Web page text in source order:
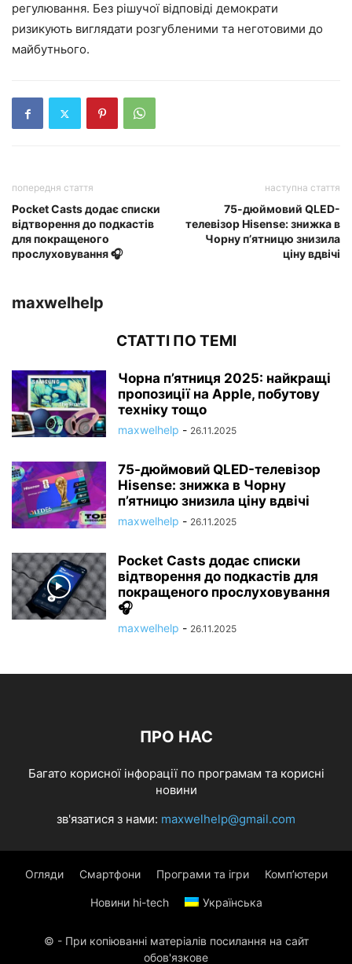
регулювання. Без рішучої відповіді демократи
ризикують виглядати розгубленими та неготовими до
майбутнього.
попередня стаття
Pocket Casts додає списки
відтворення до подкастів
для покращеного
прослуховування 🎧
наступна стаття
75-дюймовий QLED-
телевізор Hisense: знижка в
Чорну п’ятницю знизила
ціну вдвічі
maxwelhelp
СТАТТІ ПО ТЕМІ
Чорна п’ятниця 2025: найкращі
пропозиції на Apple, побутову
техніку тощо
maxwelhelp - 26.11.2025
75-дюймовий QLED-телевізор
Hisense: знижка в Чорну
п’ятницю знизила ціну вдвічі
maxwelhelp - 26.11.2025
Pocket Casts додає списки
відтворення до подкастів для
покращеного прослуховування
🎧
maxwelhelp - 26.11.2025
ПРО НАС
Багато корисної інфорації по програмам та корисні
новини
зв'язатися з нами: maxwelhelp@gmail.com
Огляди Смартфони Програми та ігри Комп’ютери
Новини hi-tech Українська
© - При копіюванні матеріалів посилання на сайт
обов'язкове